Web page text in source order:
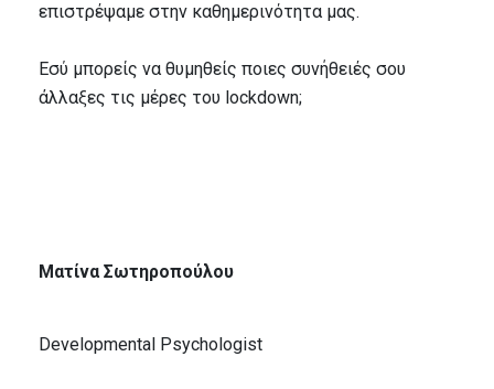
επιστρέψαμε στην καθημερινότητα μας.
Εσύ μπορείς να θυμηθείς ποιες συνήθειές σου
άλλαξες τις μέρες του lockdown;
Ματίνα Σωτηροπούλου
Developmental Psychologist